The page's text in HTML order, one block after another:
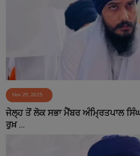
Nov 29, 2025
ਜੇਲ੍ਹ ਤੋਂ ਲੋਕ ਸਭਾ ਮੈਂਬਰ ਅੰਮ੍ਰਿਤਪਾਲ
ਰੁਖ਼ ...